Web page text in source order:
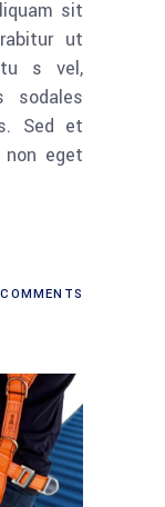
sit
ut
s vel,
sodales
Sed et
eget
COMMENTS